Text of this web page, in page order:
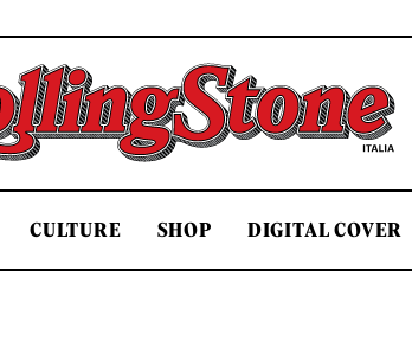
Rolling Stone Italia
CULTURE SHOP DIGITAL COVER